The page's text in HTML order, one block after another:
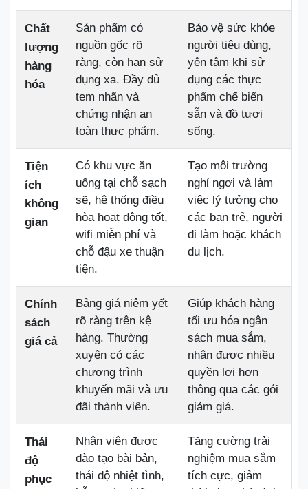
Chất
lượng
hàng
hóa
Sản phẩm có
nguồn gốc rõ
ràng, còn hạn sử
dụng xa. Đầy đủ
tem nhãn và
chứng nhận an
toàn thực phẩm.
Bảo vệ sức khỏe
người tiêu dùng,
yên tâm khi sử
dụng các thực
phẩm chế biến
sẵn và đồ tươi
sống.
Tiện
ích
không
gian
Có khu vực ăn
uống tại chỗ sạch
sẽ, hệ thống điều
hòa hoạt động tốt,
wifi miễn phí và
chỗ đậu xe thuận
tiện.
Tạo môi trường
nghỉ ngơi và làm
việc lý tưởng cho
các bạn trẻ, người
đi làm hoặc khách
du lịch.
Chính
sách
giá cả
Bảng giá niêm yết
rõ ràng trên kệ
hàng. Thường
xuyên có các
chương trình
khuyến mãi và ưu
đãi thành viên.
Giúp khách hàng
tối ưu hóa ngân
sách mua sắm,
nhận được nhiều
quyền lợi hơn
thông qua các gói
giảm giá.
Thái
độ
phục
Nhân viên được
đào tạo bài bản,
thái độ nhiệt tình,
Tăng cường trải
nghiệm mua sắm
tích cực, giảm